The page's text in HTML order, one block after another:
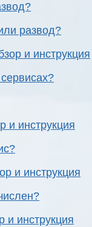
развод?
и инструкция
и инструкция
и инструкция
и инструкция